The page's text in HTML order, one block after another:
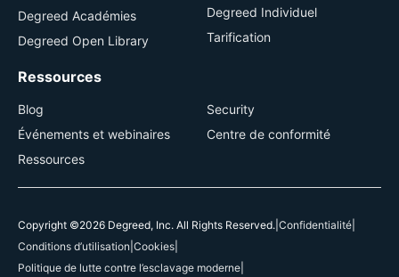
Degreed Académies
Degreed Open Library
Degreed Individuel
Tarification
Ressources
Blog
Événements et webinaires
Ressources
Security
Centre de conformité
Copyright ©2026 Degreed, Inc. All Rights Reserved. Confidentialité
Conditions d’utilisation Cookies
Politique de lutte contre l’esclavage moderne